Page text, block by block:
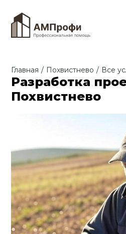
Главная / Похвистнево / Все
Разработка
Похвистнево